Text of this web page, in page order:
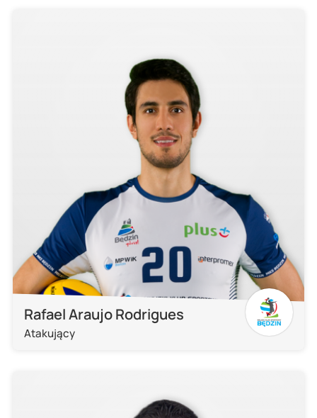
Rafael Araujo Rodrigues
Atakujący